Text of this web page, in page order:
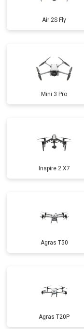
Air 2S Fly
Mini 3 Pro
Inspire 2 X7
Agras T50
Agras T20P